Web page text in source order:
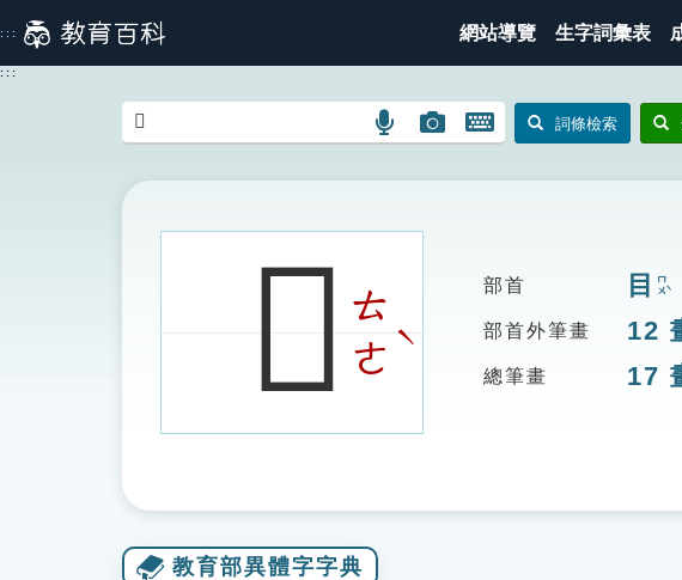
到
主
::: 網站導覽 生字詞彙表
:::
語
搜
圖
圖
搜
開
鍵
詞條檢索
𥊸ㄊ
ㄜ
ˋ
部首 目 ㄇㄨˋ
部首外筆畫 12
總筆畫 17
教育部異體字字典